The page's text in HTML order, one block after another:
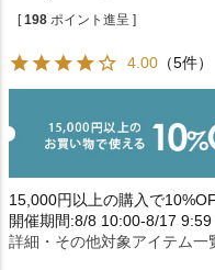
[ 198 ポイント進呈 ]
4.00 （5件）
15,000円以上の購入で
開催期間:8/8 10:00-8/17 9:59
詳細・その他対象アイテム一